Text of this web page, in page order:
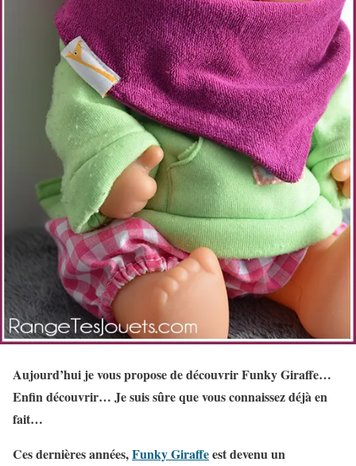
Aujourd’hui je vous propose de découvrir Funky Giraffe…
Enfin découvrir… Je suis sûre que vous connaissez déjà en
fait…
Ces dernières années,Funky Giraffeest devenu un